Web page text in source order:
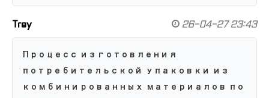
Trey 26-04-27 23:43
Процесс изготовления
потребительской упаковки из
комбинированных материалов по